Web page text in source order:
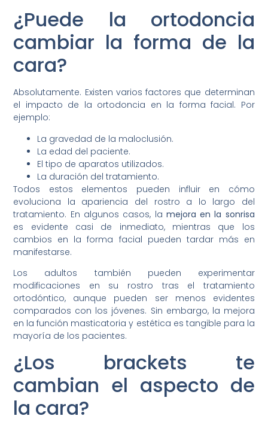
¿Puede la ortodoncia
cambiar la forma de la
cara?
Absolutamente. Existen varios factores que determinan
el impacto de la ortodoncia en la forma facial. Por
ejemplo:
La gravedad de la maloclusión.
La edad del paciente.
El tipo de aparatos utilizados.
La duración del tratamiento.
Todos estos elementos pueden influir en cómo
evoluciona la apariencia del rostro a lo largo del
tratamiento. En algunos casos, la mejora en la sonrisa
es evidente casi de inmediato, mientras que los
cambios en la forma facial pueden tardar más en
manifestarse.
Los adultos también pueden experimentar
modificaciones en su rostro tras el tratamiento
ortodóntico, aunque pueden ser menos evidentes
comparados con los jóvenes. Sin embargo, la mejora
en la función masticatoria y estética es tangible para la
mayoría de los pacientes.
¿Los brackets te
cambian el aspecto de
la cara?